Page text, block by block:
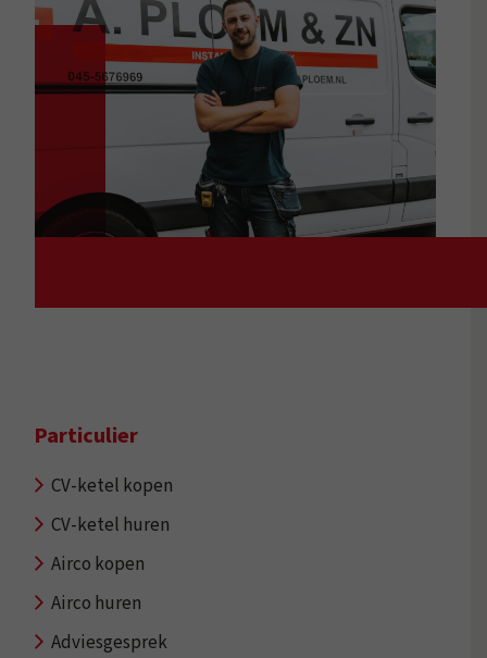
Particulier
CV-ketel kopen
CV-ketel huren
Airco kopen
Airco huren
Adviesgesprek